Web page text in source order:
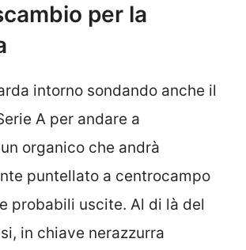
per la
intorno sondando anche il
A per andare a
organico che andrà
puntellato a centrocampo
probabili uscite. Al di là del
in chiave nerazzurra